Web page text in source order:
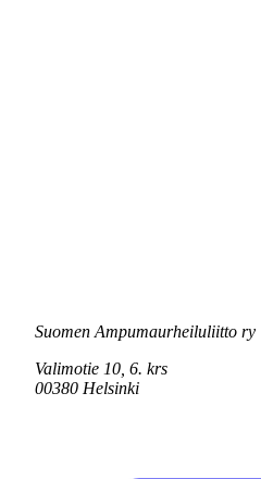
Suomen Ampumaurheiluliitto ry
Valimotie 10, 6. krs
00380 Helsinki